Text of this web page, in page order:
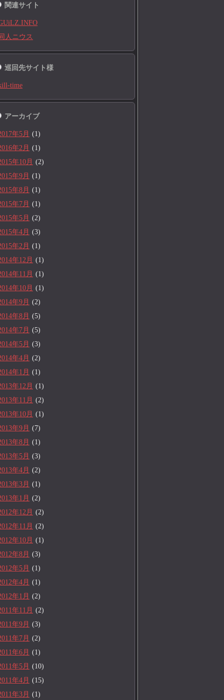
関連サイト
人ニウス
巡回先サイト様
time
アーカイブ
年5月 (1)
年2月 (1)
年10月 (2)
年9月 (1)
年8月 (1)
年7月 (1)
年5月 (2)
年4月 (3)
年2月 (1)
年12月 (1)
年11月 (1)
年10月 (1)
年9月 (2)
年8月 (5)
年7月 (5)
年5月 (3)
年4月 (2)
年1月 (1)
年12月 (1)
年11月 (2)
年10月 (1)
年9月 (7)
年8月 (1)
年5月 (3)
年4月 (2)
年3月 (1)
年1月 (2)
年12月 (2)
年11月 (2)
年10月 (1)
年8月 (3)
年5月 (1)
年4月 (1)
年1月 (2)
年11月 (2)
年9月 (3)
年7月 (2)
年6月 (1)
年5月 (10)
年4月 (15)
年3月 (1)